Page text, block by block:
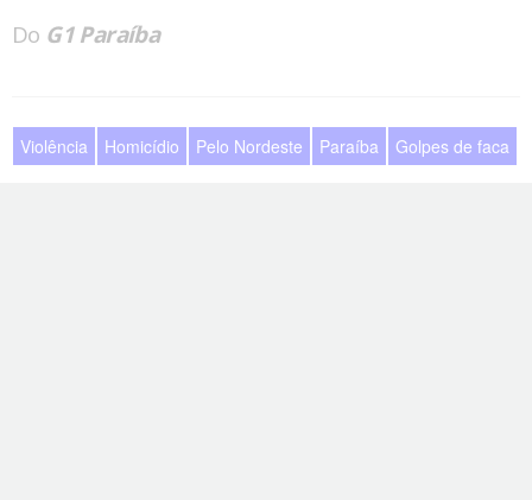
Do G1 Paraíba
Violência Homicídio Pelo Nordeste Paraíba Golpes de faca